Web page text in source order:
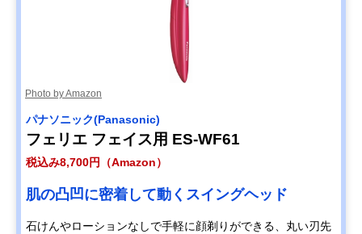
Photo by Amazon
パナソニック(Panasonic)
フェリエ フェイス用 ES-WF61
税込み8,700円（Amazon）
肌の凸凹に密着して動くスイングヘッド
石けんやローションなしで手軽に顔剃りができる、丸い刃先